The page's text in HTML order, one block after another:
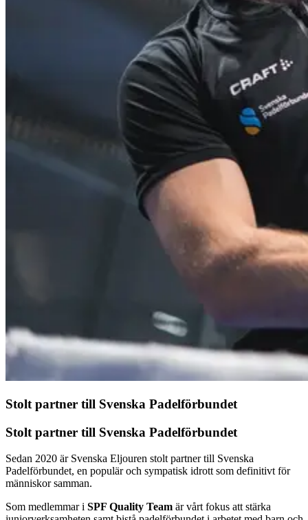
Stolt partner till Svenska Padelförbundet
Stolt partner till Svenska Padelförbundet
Sedan 2020 är Svenska Eljouren stolt partner till Svenska
Padelförbundet, en populär och sympatisk idrott som definitivt för
människor samman.
Som medlemmar i SPF Quality Team är vårt fokus att stärka